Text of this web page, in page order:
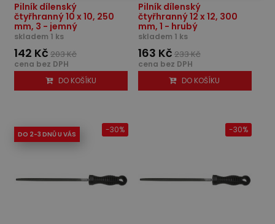
Pilník dílenský
čtyřhranný 10 x 10, 250
mm, 3 - jemný
skladem 1 ks
142 Kč 203 Kč
cena bez DPH
DO KOŠÍKU
Pilník dílenský
čtyřhranný 12 x 12, 300
mm, 1 - hrubý
skladem 1 ks
163 Kč 233 Kč
cena bez DPH
DO KOŠÍKU
DO 2-3 DNŮ U VÁS -30% -30%